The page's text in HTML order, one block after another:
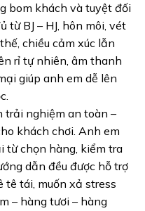
bom khách và tuyệt đối
từ BJ – HJ, hôn môi, vét
chiều cảm xúc lẫn
rỉ tự nhiên, âm thanh
giúp anh em dễ lên
trải nghiệm an toàn –
khách chơi. Anh em
từ chọn hàng, kiểm tra
dẫn đều được hỗ trợ
tê tái, muốn xả stress
– hàng tươi – hàng